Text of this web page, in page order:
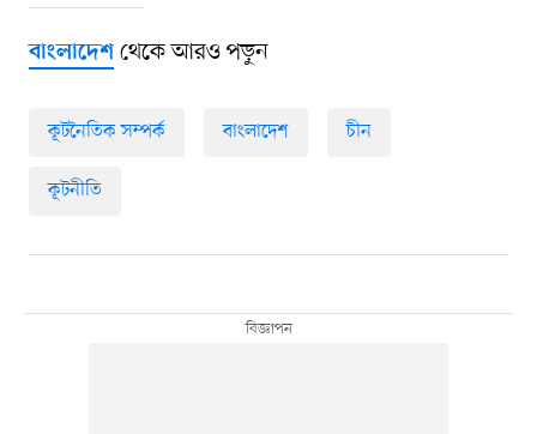
বাংলাদেশথেকে আরও পড়ুন
কূটনৈতিক সম্পর্ক বাংলাদেশ চীন
কূটনীতি